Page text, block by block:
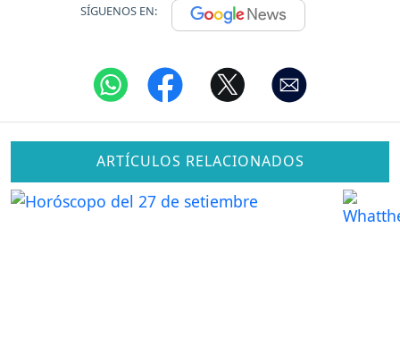
SÍGUENOS EN:
ARTÍCULOS RELACIONADOS